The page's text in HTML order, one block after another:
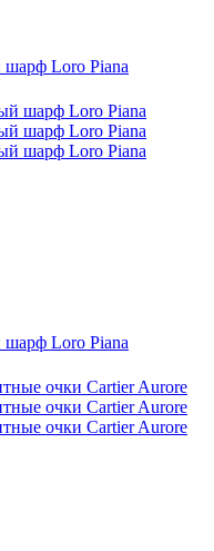
Loro Piana
Loro Piana